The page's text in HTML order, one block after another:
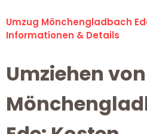
Umzug Mönchengladbach
Informationen & Details
Umziehen von